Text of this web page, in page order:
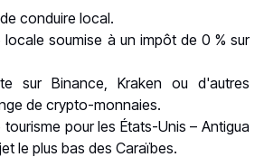
conduire local.
locale soumise à un impôt de 0 % sur
sur Binance, Kraken ou d'autres
de crypto-monnaies.
tourisme pour les États-Unis – Antigua
le plus bas des Caraïbes.